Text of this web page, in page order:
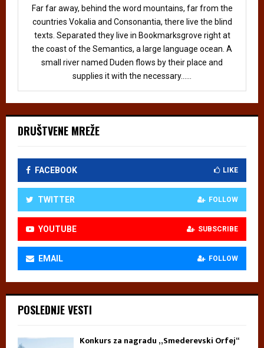
Far far away, behind the word mountains, far from the
countries Vokalia and Consonantia, there live the blind
texts. Separated they live in Bookmarksgrove right at
the coast of the Semantics, a large language ocean. A
small river named Duden flows by their place and
supplies it with the necessary......
DRUŠTVENE MREŽE
FACEBOOK LIKE
TWITTER FOLLOW
YOUTUBE SUBSCRIBE
EMAIL FOLLOW
POSLEDNJE VESTI
Konkurs za nagradu „Smederevski Orfej“